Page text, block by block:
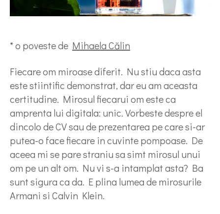
* o poveste de Mihaela Călin
Fiecare om miroase diferit. Nu stiu daca asta
este stiintific demonstrat, dar eu am aceasta
certitudine. Mirosul fiecarui om este ca
amprenta lui digitala: unic. Vorbeste despre el
dincolo de CV sau de prezentarea pe care si-ar
putea-o face fiecare in cuvinte pompoase. De
aceea mi se pare straniu sa simt mirosul unui
om pe un alt om. Nu vi s-a intamplat asta? Ba
sunt sigura ca da. E plina lumea de mirosurile
Armani si Calvin Klein.